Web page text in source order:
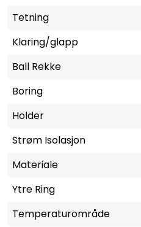
Tetning
Klaring/glapp
Ball Rekke
Boring
Holder
Strøm Isolasjon
Materiale
Ytre Ring
Temperaturområde